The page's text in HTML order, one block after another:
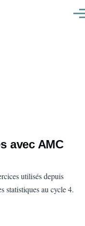
avec AMC
utilisés depuis
statistiques au cycle 4.